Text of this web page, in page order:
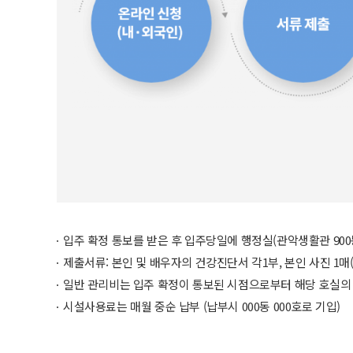
입주 확정 통보를 받은 후 입주당일에 행정실(관악생활관
제출서류: 본인 및 배우자의 건강진단서 각1부, 본인 사진 1
일반 관리비는 입주 확정이 통보된 시점으로부터 해당 호실
시설사용료는 매월 중순 납부 (납부시 000동 000호로 기입)